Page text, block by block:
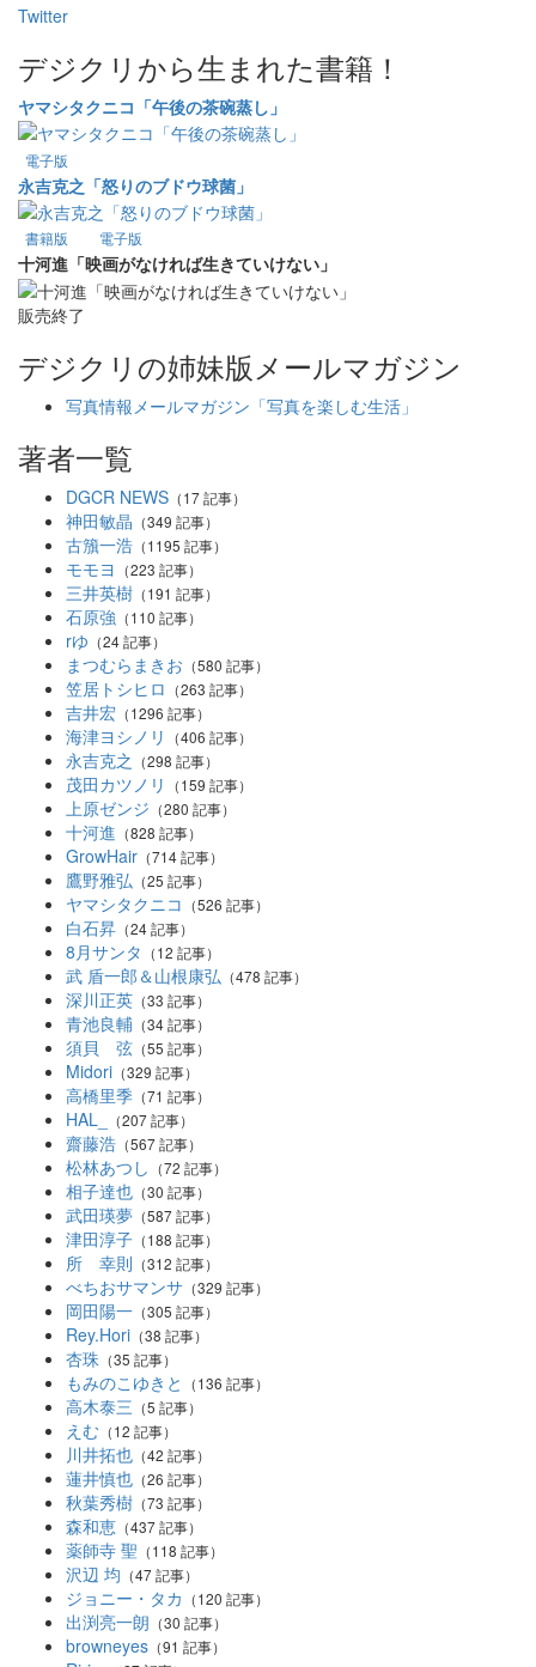
Twitter
デジクリから生まれた書籍！
ヤマシタクニコ「午後の茶碗蒸し」
電子版
永吉克之「怒りのブドウ球菌」
書籍版 電子版
十河進「映画がなければ生きていけない」
販売終了
デジクリの姉妹版メールマガジン
写真情報メールマガジン「写真を楽しむ生活」
著者一覧
DGCR NEWS （17 記事）
神田敏晶 （349 記事）
古籏一浩 （1195 記事）
モモヨ （223 記事）
三井英樹 （191 記事）
石原強 （110 記事）
rゆ （24 記事）
まつむらまきお （580 記事）
笠居トシヒロ （263 記事）
吉井宏 （1296 記事）
海津ヨシノリ （406 記事）
永吉克之 （298 記事）
茂田カツノリ （159 記事）
上原ゼンジ （280 記事）
十河進 （828 記事）
GrowHair （714 記事）
鷹野雅弘 （25 記事）
ヤマシタクニコ （526 記事）
白石昇 （24 記事）
8月サンタ （12 記事）
武 盾一郎＆山根康弘 （478 記事）
深川正英 （33 記事）
青池良輔 （34 記事）
須貝 弦 （55 記事）
Midori （329 記事）
高橋里季 （71 記事）
HAL_ （207 記事）
齋藤浩 （567 記事）
松林あつし （72 記事）
相子達也 （30 記事）
武田瑛夢 （587 記事）
津田淳子 （188 記事）
所 幸則 （312 記事）
べちおサマンサ （329 記事）
岡田陽一 （305 記事）
Rey.Hori （38 記事）
杏珠 （35 記事）
もみのこゆきと （136 記事）
高木泰三 （5 記事）
えむ （12 記事）
川井拓也 （42 記事）
蓮井慎也 （26 記事）
秋葉秀樹 （73 記事）
森和恵 （437 記事）
薬師寺 聖 （118 記事）
沢辺 均 （47 記事）
ジョニー・タカ （120 記事）
出渕亮一朗 （30 記事）
browneyes （91 記事）